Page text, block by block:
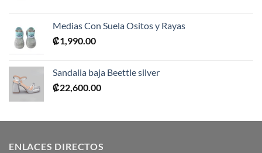
Medias Con Suela Ositos y Rayas
₡1,990.00
Sandalia baja Beettle silver
₡22,600.00
ENLACES DIRECTOS